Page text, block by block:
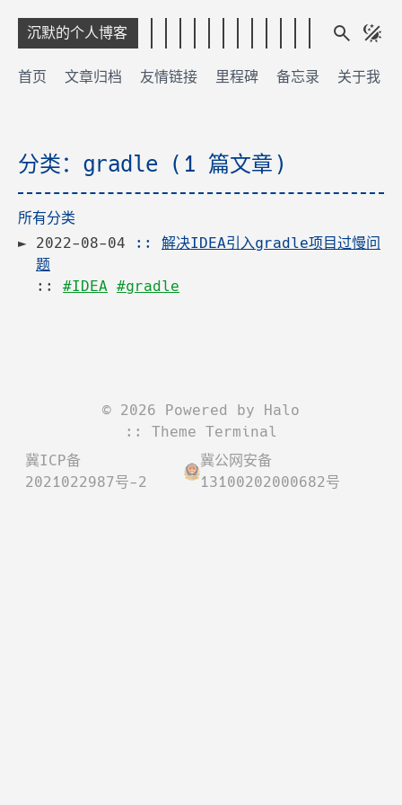
沉默的个人博客
首页 文章归档 友情链接 里程碑 备忘录 关于我
分类：gradle (1 篇文章)
所有分类
2022-08-04 :: 解决IDEA引入gradle项目过慢问
题
:: #IDEA #gradle
© 2026 Powered by Halo
:: Theme Terminal
冀ICP备
2021022987号-2
冀公网安备
13100202000682号